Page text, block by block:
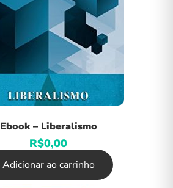
Ebook – Liberalismo
R$0,00
Adicionar ao carrinho